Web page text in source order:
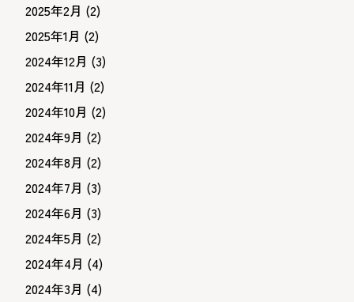
2025年2月 (2)
2025年1月 (2)
2024年12月 (3)
2024年11月 (2)
2024年10月 (2)
2024年9月 (2)
2024年8月 (2)
2024年7月 (3)
2024年6月 (3)
2024年5月 (2)
2024年4月 (4)
2024年3月 (4)